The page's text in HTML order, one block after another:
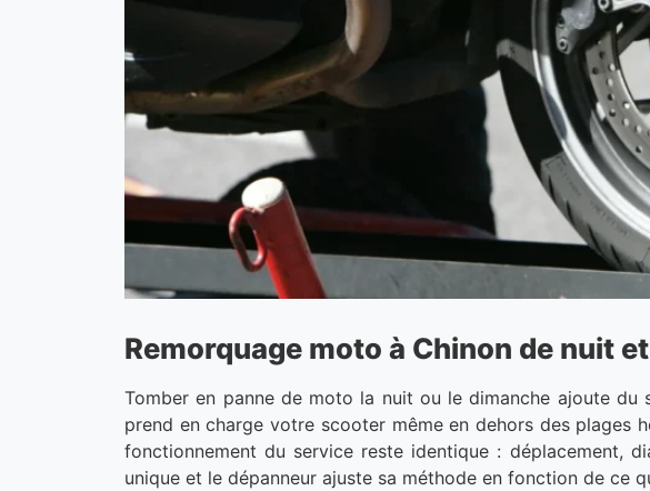
Remorquage moto à Chinon de nuit
Tomber en panne de moto la nuit ou le dimanche ajoute du
prend en charge votre scooter même en dehors des plages
fonctionnement du service reste identique : déplacement,
unique et le dépanneur ajuste sa méthode en fonction de ce